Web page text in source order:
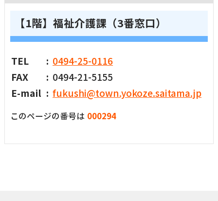
【1階】福祉介護課（3番窓口）
TEL
0494-25-0116
FAX
0494-21-5155
E-mail
fukushi@town.yokoze.saitama.jp
このページの番号は 000294